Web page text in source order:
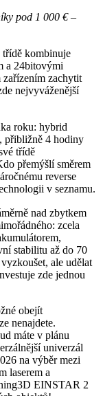
pod 1 000 € –
kombinuje
a 24bitovými
zachytit
nejvyváženější
roku: hybrid
přibližně 4 hodiny
třídě
přemýšlí směrem
reverse
v seznamu.
nad zbytkem
zcela
stabilitu až do 70
ale udělat
zde jednou
obejít
nenajdete.
máte v plánu
univerzál
na výběr mezi
laserem a
EINSTAR 2